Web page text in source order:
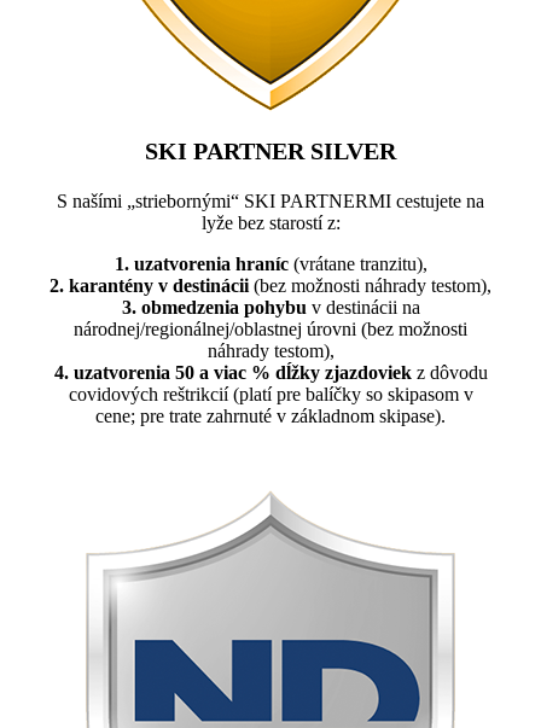
SKI PARTNER SILVER
S našími „striebornými“ SKI PARTNERMI cestujete na
lyže bez starostí z:
1. uzatvorenia hraníc (vrátane tranzitu),
2. karantény v destinácii (bez možnosti náhrady testom),
3. obmedzenia pohybu v destinácii na
národnej/regionálnej/oblastnej úrovni (bez možnosti
náhrady testom),
4. uzatvorenia 50 a viac % dĺžky zjazdoviekz dôvodu
covidových reštrikcií (platí pre balíčky so skipasom v
cene; pre trate zahrnuté v základnom skipase).